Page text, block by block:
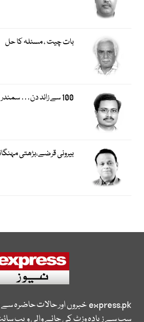
بات چیت ، مسئلہ کا حل
100 سے زائد دن… سمندر کے بیچ قید پاکستانی
بیرونی قرضے،بڑھتی
express.pkخبروں اور حالات حاضرہ
سب سے زیادہ وزٹ کی جانے والی ویب